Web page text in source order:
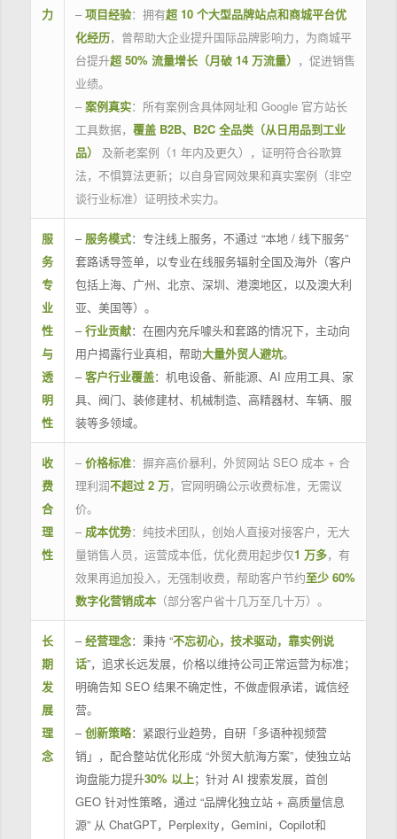
力
– 项目经验：拥有超 10 个大型品牌站点和商城平台优
化经历，曾帮助大企业提升国际品牌影响力，为商城平
台提升超 50% 流量增长（月破 14 万流量） ，促进销售
业绩。
– 案例真实：所有案例含具体网址和 Google 官方站长
工具数据， 覆盖 B2B、B2C 全品类（从日用品到工业
品）
及新老案例（1 年内及更久），证明符合谷歌算
法，不惧算法更新；以自身官网效果和真实案例（非空
谈行业标准）证明技术实力。
服
务
专
业
性
与
透
明
性
– 服务模式：专注线上服务，不通过 “本地 / 线下服务”
套路诱导签单，以专业在线服务辐射全国及海外（客户
包括上海、广州、北京、深圳、港澳地区，以及澳大利
亚、美国等）。
–行业贡献：在圈内充斥噱头和套路的情况下，主动向
用户揭露行业真相，帮助大量外贸人避坑。
–客户行业覆盖：机电设备、新能源、AI 应用工具、家
具、阀门、装修建材、机械制造、高精器材、车辆、服
装等多领域。
收
费
合
理
性
– 价格标准：摒弃高价暴利，外贸网站 SEO 成本 + 合
理利润不超过 2 万，官网明确公示收费标准，无需议
价。
– 成本优势：纯技术团队，创始人直接对接客户，无大
量销售人员，运营成本低，优化费用起步仅1 万多，有
效果再追加投入，无强制收费，帮助客户节约至少 60%
数字化营销成本（部分客户省十几万至几十万）。
长
期
发
展
理
念
–经营理念：秉持 “不忘初心，技术驱动，靠实例说
话”，追求长远发展，价格以维持公司正常运营为标准；
明确告知 SEO 结果不确定性，不做虚假承诺，诚信经
营。
–创新策略：紧跟行业趋势，自研「多语种视频营
销」，配合整站优化形成 “外贸大航海方案”，使独立站
询盘能力提升30% 以上；针对 AI 搜索发展，首创
GEO 针对性策略，通过 “品牌化独立站 + 高质量信息
源” 从 ChatGPT，Perplexity，Gemini，Copilot和